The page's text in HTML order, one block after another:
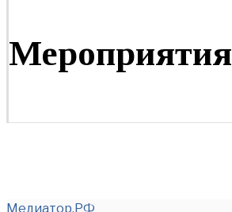
Мероприятия
Медиатор.РФ